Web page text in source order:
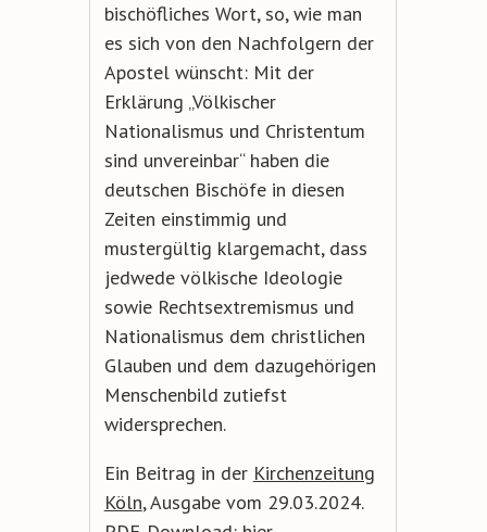
bischöfliches Wort, so, wie man
es sich von den Nachfolgern der
Apostel wünscht: Mit der
Erklärung „Völkischer
Nationalismus und Christentum
sind unvereinbar“ haben die
deutschen Bischöfe in diesen
Zeiten einstimmig und
mustergültig klargemacht, dass
jedwede völkische Ideologie
sowie Rechtsextremismus und
Nationalismus dem christlichen
Glauben und dem dazugehörigen
Menschenbild zutiefst
widersprechen.
Ein Beitrag in der Kirchenzeitung
Köln, Ausgabe vom 29.03.2024.